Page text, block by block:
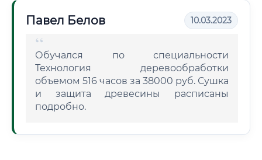
Павел Белов 10.03.2023
Обучался по специальности
Технология деревообработки
объемом 516 часов за 38000 руб. Сушка
и защита древесины расписаны
подробно.